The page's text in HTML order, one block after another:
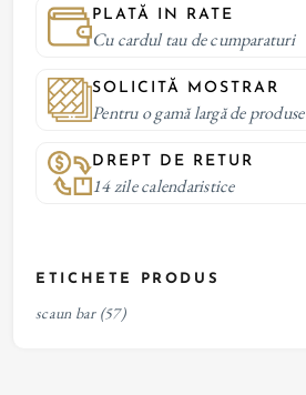
PLATĂ IN RATE
Cu cardul tau de cumparaturi
SOLICITĂ MOSTRAR
Pentru o gamă largă de produse
DREPT DE RETUR
14 zile calendaristice
ETICHETE PRODUS
scaun bar (57)